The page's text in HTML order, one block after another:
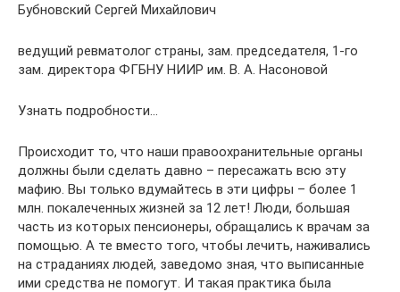
Бубновский Сергей Михайлович
ведущий ревматолог страны, зам. председателя, 1-го
зам. директора ФГБНУ НИИР им. В. А. Насоновой
Узнать подробности…
Происходит то, что наши правоохранительные органы
должны были сделать давно – пересажать всю эту
мафию. Вы только вдумайтесь в эти цифры – более 1
млн. покалеченных жизней за 12 лет! Люди, большая
часть из которых пенсионеры, обращались к врачам за
помощью. А те вместо того, чтобы лечить, наживались
на страданиях людей, заведомо зная, что выписанные
ими средства не помогут. И такая практика была